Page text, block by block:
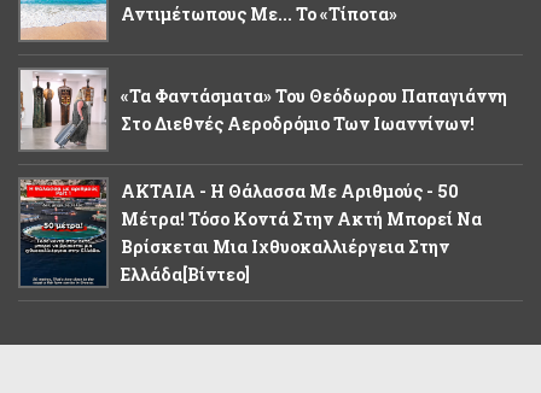
Αντιμέτωπους Με... Το «τίποτα»
«Τα Φαντάσματα» Του Θεόδωρου Παπαγιάννη
Στο Διεθνές Αεροδρόμιο Των Ιωαννίνων!
ΑΚΤΑΙΑ - Η Θάλασσα Με Αριθμούς - 50
Μέτρα! Τόσο Κοντά Στην Ακτή Μπορεί Να
Βρίσκεται Μια Ιχθυοκαλλιέργεια Στην
Ελλάδα[βίντεο]